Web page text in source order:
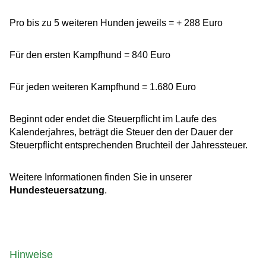
Pro bis zu 5 weiteren Hunden jeweils = + 288 Euro
Für den ersten Kampfhund = 840 Euro
Für jeden weiteren Kampfhund = 1.680 Euro
Beginnt oder endet die Steuerpflicht im Laufe des
Kalenderjahres, beträgt die Steuer den der Dauer der
Steuerpflicht entsprechenden Bruchteil der Jahressteuer.
Weitere Informationen finden Sie in unserer
Hundesteuersatzung.
Hinweise